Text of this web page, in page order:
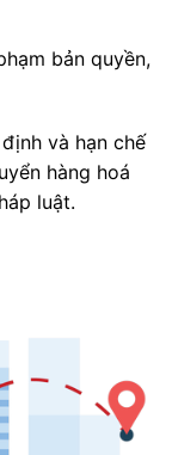
bản quyền,
và hạn chế
hàng hoá
luật.